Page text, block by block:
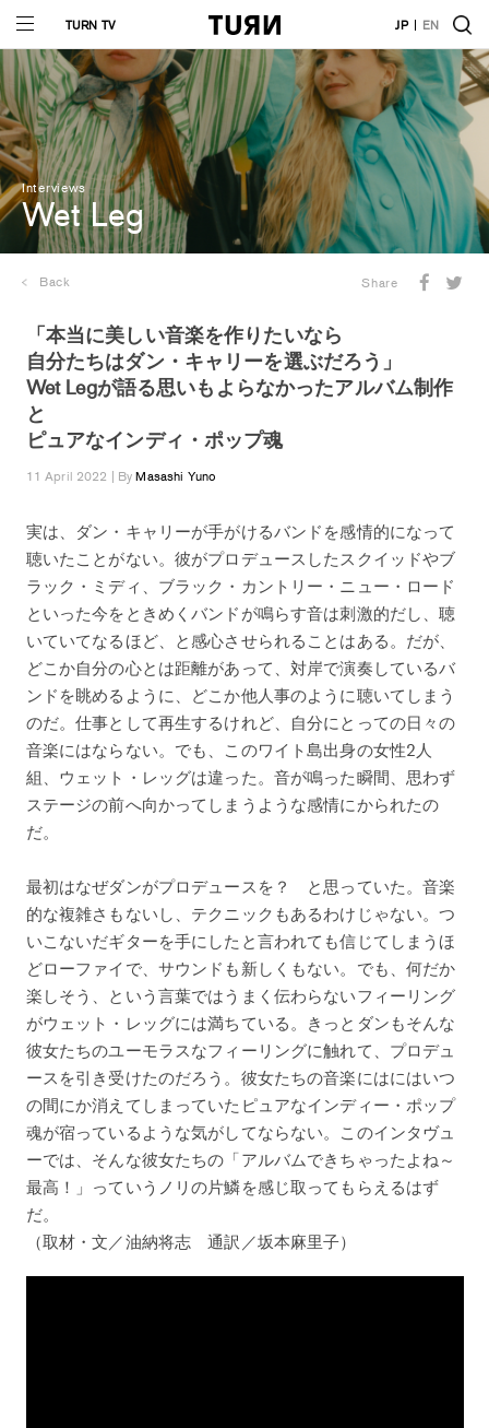
TURN TV JP EN
Interviews
Wet Leg
Back Share
「本当に美しい音楽を作りたいなら
自分たちはダン・キャリーを選ぶだろう」
Wet Legが語る思いもよらなかったアルバム制作
と
ピュアなインディ・ポップ魂
11 April 2022 | ByMasashi Yuno
実は、ダン・キャリーが手がけるバンドを感情的になって
聴いたことがない。彼がプロデュースしたスクイッドやブ
ラック・ミディ、ブラック・カントリー・ニュー・ロード
といった今をときめくバンドが鳴らす音は刺激的だし、聴
いていてなるほど、と感心させられることはある。だが、
どこか自分の心とは距離があって、対岸で演奏しているバ
ンドを眺めるように、どこか他人事のように聴いてしまう
のだ。仕事として再生するけれど、自分にとっての日々の
音楽にはならない。でも、このワイト島出身の女性2人
組、ウェット・レッグは違った。音が鳴った瞬間、思わず
ステージの前へ向かってしまうような感情にかられたの
だ。
最初はなぜダンがプロデュースを？ と思っていた。音楽
的な複雑さもないし、テクニックもあるわけじゃない。つ
いこないだギターを手にしたと言われても信じてしまうほ
どローファイで、サウンドも新しくもない。でも、何だか
楽しそう、という言葉ではうまく伝わらないフィーリング
がウェット・レッグには満ちている。きっとダンもそんな
彼女たちのユーモラスなフィーリングに触れて、プロデュ
ースを引き受けたのだろう。彼女たちの音楽にはにはいつ
の間にか消えてしまっていたピュアなインディー・ポップ
魂が宿っているような気がしてならない。このインタヴュ
ーでは、そんな彼女たちの「アルバムできちゃったよね～
最高！」っていうノリの片鱗を感じ取ってもらえるはず
だ。
（取材・文／油納将志 通訳／坂本麻里子）